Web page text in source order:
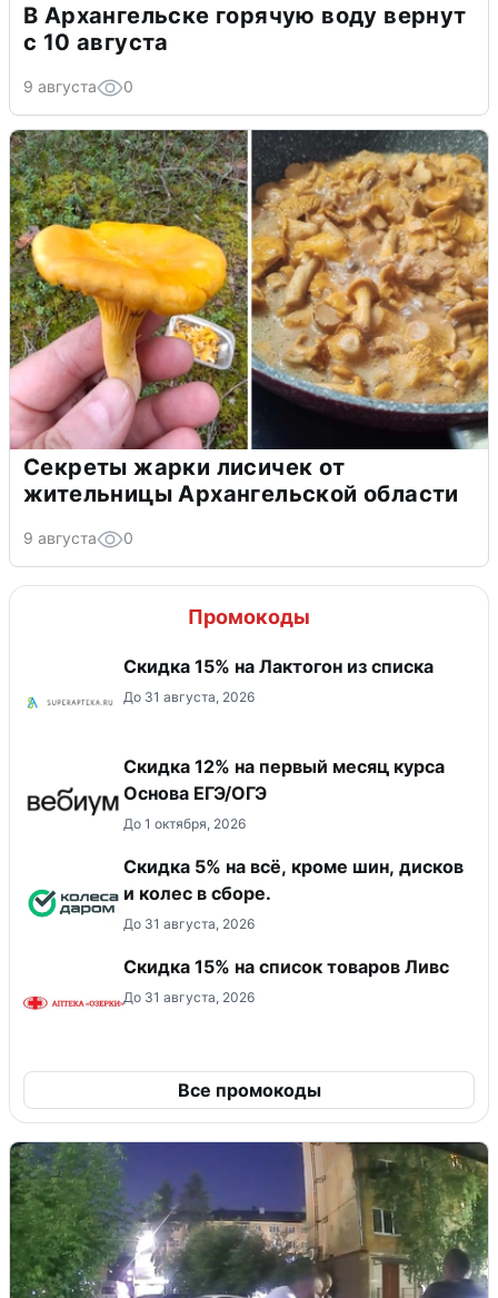
В Архангельске горячую воду вернут
с 10 августа
9 августа 0
Секреты жарки лисичек от
жительницы Архангельской области
9 августа 0
Промокоды
Скидка 15% на Лактогон из списка
До 31 августа, 2026
Скидка 12% на первый месяц курса
Основа ЕГЭ/ОГЭ
До 1 октября, 2026
Скидка 5% на всё, кроме шин, дисков
и колес в сборе.
До 31 августа, 2026
Скидка 15% на список товаров Ливс
До 31 августа, 2026
Все промокоды